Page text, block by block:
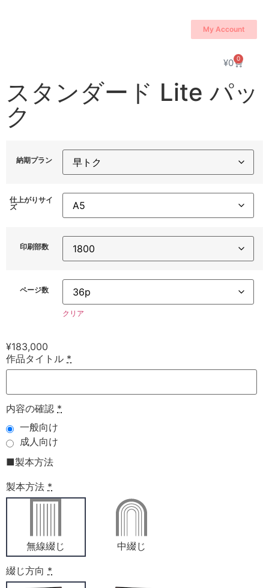
My Account
¥0 0
スタンダード Lite パッ
ク
納期プラン
仕上がりサイ
ズ
印刷部数
ページ数
クリア
¥183,000
作品タイトル *
内容の確認 *
一般向け
成人向け
■製本方法
製本方法 *
無線綴じ 中綴じ
綴じ方向 *